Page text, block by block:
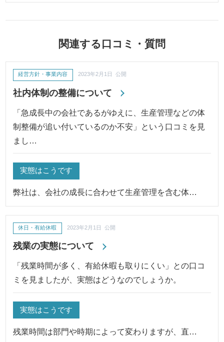
関連する口コミ・質問
社内体制の整備について
経営方針・事業内容 2023年2月1日 公開
「急成長中の会社であるがゆえに、生産管理などの体
制整備が追い付いているのか不安」という口コミを見
まし…
実態はこうです
弊社は、会社の成長に合わせて生産管理を含む体…
残業の実態について
休日・有給休暇 2023年2月1日 公開
「残業時間が多く、有給休暇も取りにくい」との口コ
ミを見ましたが、実態はどうなのでしょうか。
実態はこうです
残業時間は部門や時期によって変わりますが、直…